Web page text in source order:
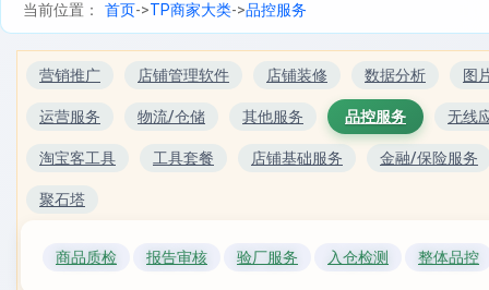
当前位置： 首页->TP商家大类->品控服务
营销推广 店铺管理软件 店铺装修 数据分析 图
运营服务 物流/仓储 其他服务 品控服务 无线
淘宝客工具 工具套餐 店铺基础服务 金融/保险服务
聚石塔
商品质检 报告审核 验厂服务 入仓检测 整体品控